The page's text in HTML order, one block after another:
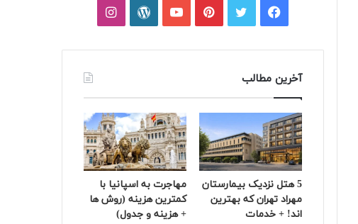
فیسبوکتوییترپینتریستیوتیوبوردپرساینستاگرام
آخرین مطالب
5 هتل نزدیک بیمارستان
مهراد تهران که بهترین‌
اند! + خدمات
مهاجرت به اسپانیا با
کمترین هزینه (روش ها
+ هزینه و جدول)